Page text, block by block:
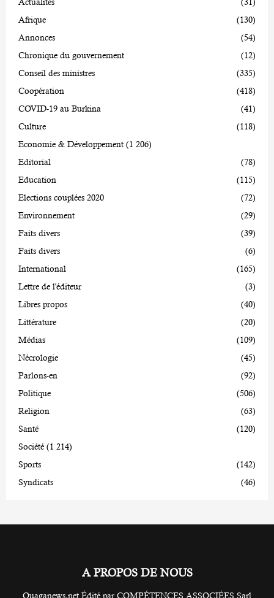
Actualités
(31)
Afrique
(130)
Annonces
(54)
Chronique du gouvernement
(12)
Conseil des ministres
(335)
Coopération
(418)
COVID-19 au Burkina
(41)
Culture
(118)
Economie & Développement (1 206)
Editorial
(78)
Education
(115)
Elections couplées 2020
(72)
Environnement
(29)
Faits divers
(39)
Faits divers
(6)
International
(165)
Lettre de l'éditeur
(3)
Libres propos
(40)
Littérature
(20)
Médias
(109)
Nécrologie
(45)
Parlons-en
(92)
Politique
(506)
Religion
(63)
Santé
(120)
Société (1 214)
Sports
(142)
Syndicats
(46)
A PROPOS DE NOUS
Ouaganews.net Édité par COMPÉTENCES ASSOCIÉES Sarl